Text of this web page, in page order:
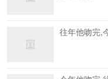
往年他吻完,